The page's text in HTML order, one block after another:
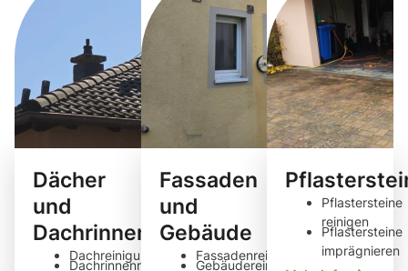
Dächer
und
Dachrinnen
Dachreinigung
Dachrinnenreinigung
Fassaden
und
Gebäude
Fassadenreinigung
Gebäudereinigung
Pflastersteine
reinigen
Pflastersteine
imprägnieren